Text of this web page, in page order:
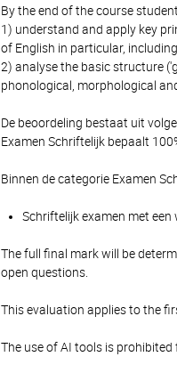
By the end of the course
1) understand and apply key
of English in particular,
2) analyse the basic structure
phonological, morphological
De beoordeling bestaat uit
Examen Schriftelijk bepaalt
Binnen de categorie Examen
Schriftelijk examen met
The full final mark will be
open questions.
This evaluation applies to the
The use of AI tools is